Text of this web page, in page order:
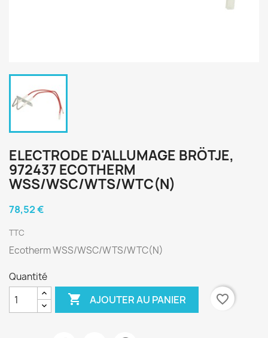
ELECTRODE D'ALLUMAGE BRÖTJE,
972437 ECOTHERM
WSS/WSC/WTS/WTC(N)
78,52 €
TTC
Ecotherm WSS/WSC/WTS/WTC(N)
Quantité
 AJOUTER AU PANIER favorite_border